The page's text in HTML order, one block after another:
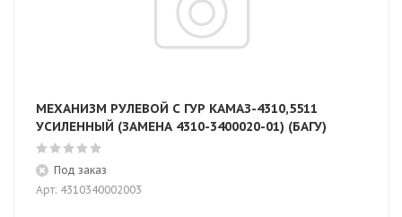
МЕХАНИЗМ РУЛЕВОЙ С ГУР КАМАЗ-4310,5511
УСИЛЕННЫЙ (ЗАМЕНА 4310-3400020-01) (БАГУ)
Под заказ
Арт: 4310340002003